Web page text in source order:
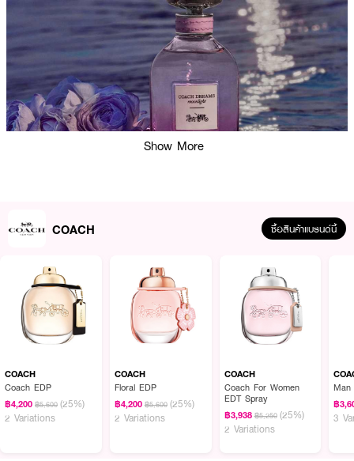
ผลลัพธ์ที่ได้:
COACH Dreams Moonlight Eau de Parfum นำเสนอความหอมที่ผสมผสาน
ระหว่างความสดชื่นและความอบอุ่น เริ่มต้นด้วยกลิ่นหอมหวานของลูกแพร์และเบอร์
ของถั่วตองก้าและวานิลลา ที่มอบความรู้สึกอบอุ่นและน่าหลงใหล น้ำหอมนี้ถูก
ออกแบบมาเพื่อสะท้อนถึงการผจญภัยในยามค่ำคืนที่เต็มไปด้วยความฝันและความโร
แมนติก
Show More
COACH ซื้อสินค้าแบรนด์นี้
COACH
Coach EDP
฿4,200 ฿5,600 (25%)
2 Variations
COACH
Floral EDP
฿4,200 ฿5,600 (25%)
2 Variations
COACH
Coach For Women
EDT Spray
฿3,938 ฿5,250 (25%)
2 Variations
Man
฿
3